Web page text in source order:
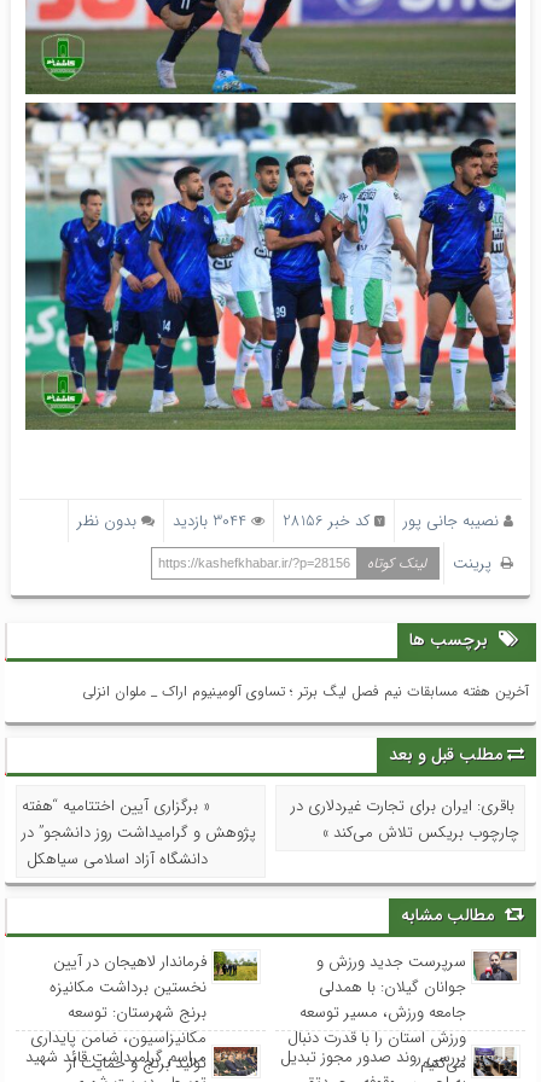
نصیبه جانی پور کد خبر 28156 3044 بازدید
بدون نظر
پرینت
لینک کوتاه https://kashefkhabar.ir/?p=28156
برچسب ها
آخرین هفته مسابقات نیم فصل لیگ برتر ؛ تساوی آلومينيوم اراک _ ملوان انزلی
مطلب قبل و بعد
باقری: ایران برای تجارت غیردلاری در
چارچوب بریکس تلاش می‌کند »
« برگزاری آیین اختتامیه “هفته
پژوهش و گرامیداشت روز دانشجو” در
دانشگاه آزاد اسلامی سیاهکل
مطالب مشابه
سرپرست جدید ورزش و
جوانان گیلان: با همدلی
جامعه ورزش، مسیر توسعه
ورزش استان را با قدرت دنبال
می‌کنیم
فرماندار لاهیجان در آیین
نخستین برداشت مکانیزه
برنج شهرستان: توسعه
مکانیزاسیون، ضامن پایداری
تولید برنج و حمایت از
بررسی روند صدور مجوز تبدیل
مراسم گرامیداشت قائد شهید